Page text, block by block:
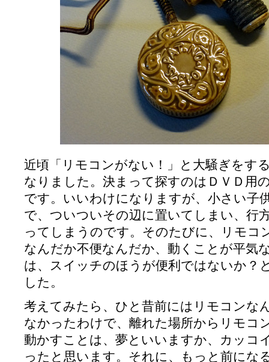
近頃「リモコンがない！」と大騒ぎをす
なりました。決まって探すのはＤＶＤ用
です。いいわけになりますが、小さい子
で、ついついその辺に置いてしまい、行
ってしまうのです。そのたびに、リモコ
なんだか不便なんだか、動くことが平気
は、スイッチのほうが便利ではないか？
した。
考えてみたら、ひと昔前にはリモコンな
なかったわけで、離れた場所からリモコ
動かすことは、夢といいますか、カッコ
ったと思います。それに、もっと前にな